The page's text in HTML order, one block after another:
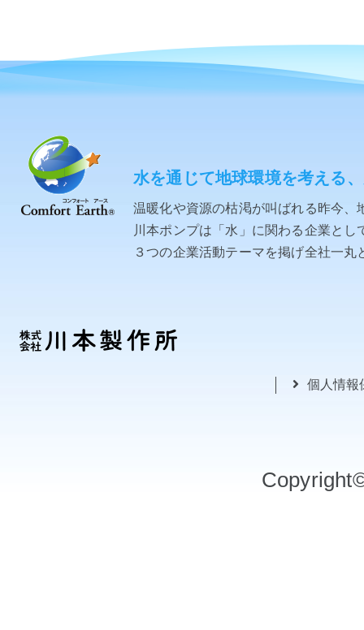
水を通じて地球環境を考える
温暖化や資源の枯渇が叫ばれる昨今
川本ポンプは「水」に関わる企業と
３つの企業活動テーマを掲げ全社一
個人情報